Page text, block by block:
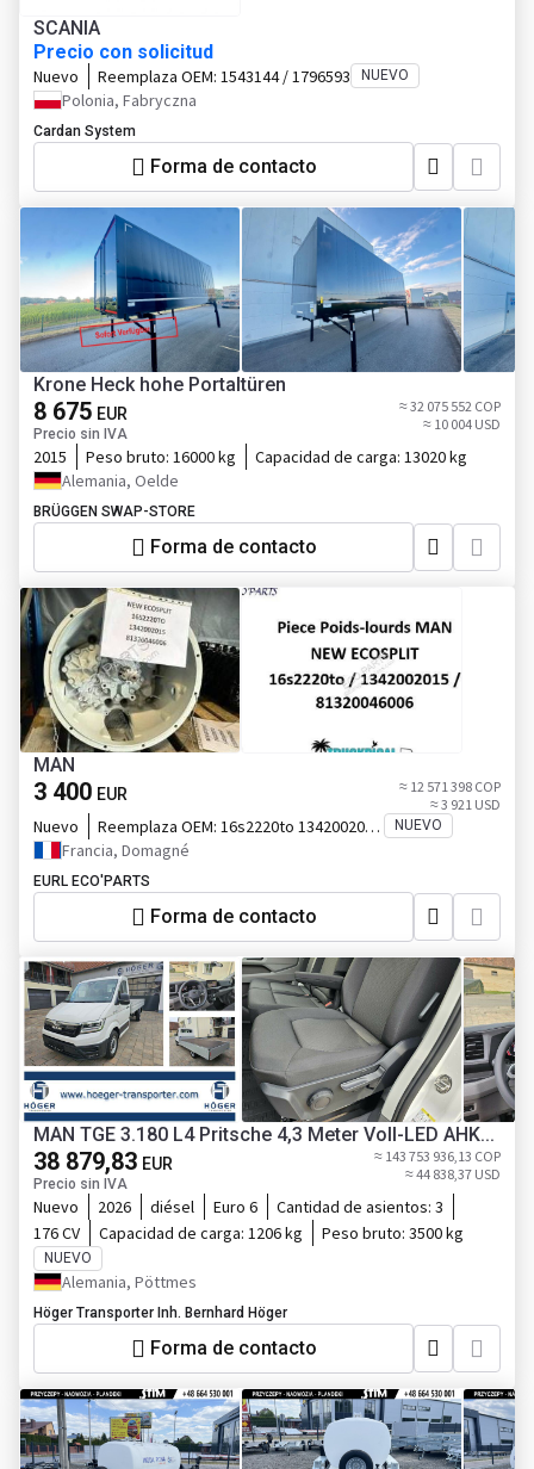
SCANIA
Precio con solicitud
Nuevo Reemplaza OEM: 1543144 / 1796593 NUEVO
Polonia, Fabryczna
Cardan System
Forma de contacto
Krone Heck hohe Portaltüren
8 675 EUR
Precio sin IVA
≈ 32 075 552 COP
≈ 10 004 USD
2015 Peso bruto: 16000 kg Capacidad de carga: 13020 kg
Alemania, Oelde
BRÜGGEN SWAP-STORE
Forma de contacto
MAN
3 400 EUR
≈ 12 571 398 COP
≈ 3 921 USD
Nuevo Reemplaza OEM: 16s2220to 1342002015
81320046006
NUEVO
Francia, Domagné
EURL ECO'PARTS
Forma de contacto
MAN TGE 3.180 L4 Pritsche 4,3 Meter Voll-LED AHK...
38 879,83 EUR
Precio sin IVA
≈ 143 753 936,13 COP
≈ 44 838,37 USD
Nuevo 2026 diésel Euro 6 Cantidad de asientos: 3
176 CV
Capacidad de carga: 1206 kg Peso bruto: 3500 kg
NUEVO
Alemania, Pöttmes
Höger Transporter Inh. Bernhard Höger
Forma de contacto